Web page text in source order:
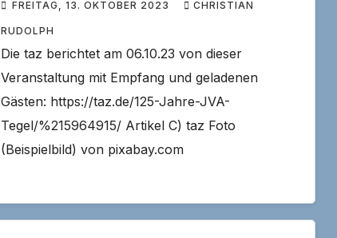
FREITAG, 13. OKTOBER 2023 CHRISTIAN
RUDOLPH
Die taz berichtet am 06.10.23 von dieser
Veranstaltung mit Empfang und geladenen
Gästen: https://taz.de/125-Jahre-JVA-
Tegel/%215964915/ Artikel C) taz Foto
(Beispielbild) von pixabay.com